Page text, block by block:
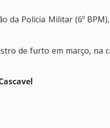
da Polícia Militar (6º
de furto em março, na